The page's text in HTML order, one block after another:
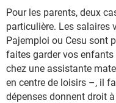
Pour les parents, deux
particulière. Les salaires
Pajemploi ou Cesu sont
faites garder vos
chez une assistante
en centre de loisirs –, il
dépenses donnent droit